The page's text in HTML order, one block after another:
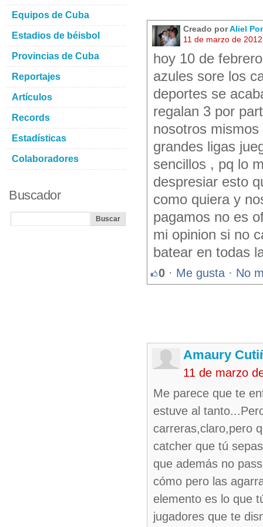
Creado porAliel
11 de marzo de
hoy 10 de
azules sore los
deportes se
regalan 3 por
nosotros
grandes ligas
sencillos , pq lo
despresiar esto
como quiera y
pagamos no es
mi opinion si no
batear en todas
0 · Me gusta · No
Amaury
11 de marzo
Me parece que te
estuve al
carreras,claro,pero
catcher que tú
que además no
cómo pero las
elemento es lo que
jugadores que te
Equipos de Cuba
Estadios de béisbol
Provincias de Cuba
Reportajes
Artículos
Records
Estadísticas
Colaboradores
Buscador